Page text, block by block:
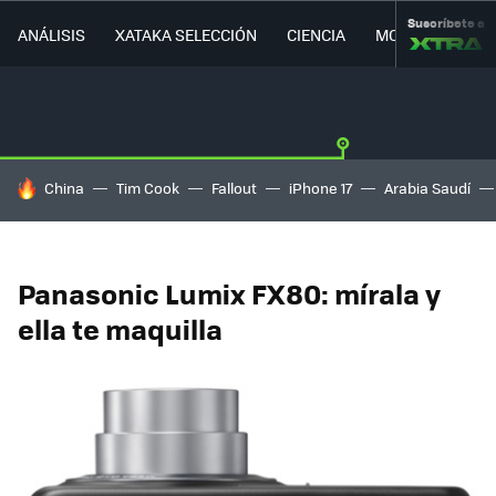
ANÁLISIS XATAKA SELECCIÓN CIENCIA MOVILIDAD
Suscríbete a
HOY SE HABLA DE
China Tim Cook Fallout iPhone 17 Arabia Saudí
Panasonic Lumix FX80: mírala y
ella te maquilla